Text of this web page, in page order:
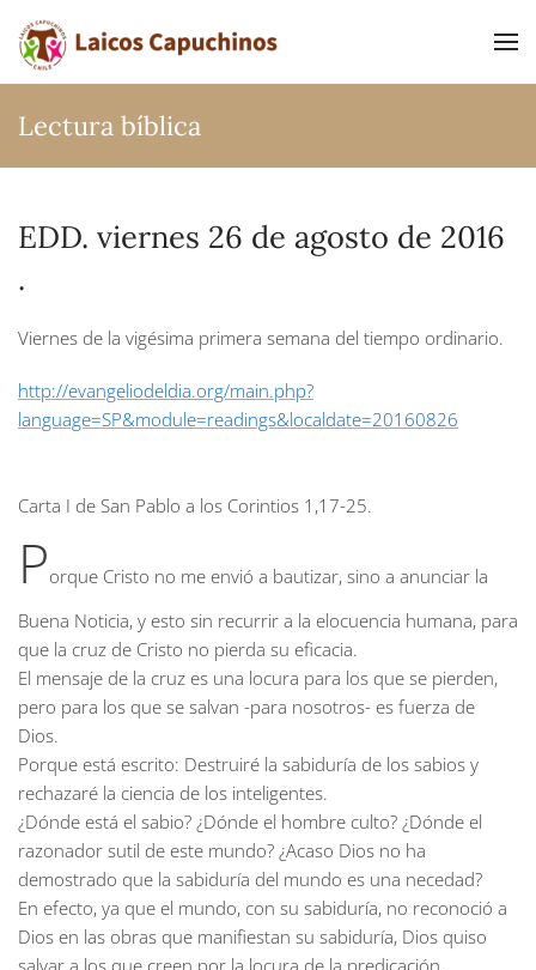
Ir al contenido principal
Lectura bíblica
EDD. viernes 26 de agosto de 2016
.
Viernes de la vigésima primera semana del tiempo ordinario.
http://evangeliodeldia.org/main.php?
language=SP&module=readings&localdate=20160826
Carta I de San Pablo a los Corintios 1,17-25.
Porque Cristo no me envió a bautizar, sino a anunciar la
Buena Noticia, y esto sin recurrir a la elocuencia humana, para
que la cruz de Cristo no pierda su eficacia.
El mensaje de la cruz es una locura para los que se pierden,
pero para los que se salvan -para nosotros- es fuerza de
Dios.
Porque está escrito: Destruiré la sabiduría de los sabios y
rechazaré la ciencia de los inteligentes.
¿Dónde está el sabio? ¿Dónde el hombre culto? ¿Dónde el
razonador sutil de este mundo? ¿Acaso Dios no ha
demostrado que la sabiduría del mundo es una necedad?
En efecto, ya que el mundo, con su sabiduría, no reconoció a
Dios en las obras que manifiestan su sabiduría, Dios quiso
salvar a los que creen por la locura de la predicación.